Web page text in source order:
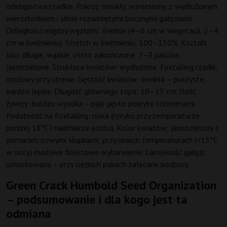
odstępstwa rzadkie. Pokrój: smukły, wzniesiony, z wydłużonym
wierzchołkiem i silnie rozwiniętymi bocznymi gałęziami.
Odległości między węzłami: średnie (4–6 cm w wegetacji, 2–4
cm w kwitnieniu). Stretch w kwitnieniu: 100–150%. Kształt
liści: długie, wąskie, ostro zakończone, 7–9 palców,
jasnozielone. Struktura kwiatów: wydłużona; foxtailing rzadki,
możliwy przy stresie. Gęstość kwiatów: średnia – puszyste,
bardzo lepkie. Długość głównego topa: 10–15 cm. Ilość
żywicy: bardzo wysoka – pąki gęsto pokryte trichomami.
Podatność na foxtailing: niska (ryzyko przy temperaturze
poniżej 18°C i nadmiarze azotu). Kolor kwiatów: jasnozielony z
pomarańczowymi słupkami; przy niskich temperaturach (<15°C
w nocy) możliwe fioletowe wybarwienie. Łamliwość gałęzi:
umiarkowana – przy ciężkich pąkach zalecane podpory.
Green Crack Humbold Seed Organization
– podsumowanie i dla kogo jest ta
odmiana